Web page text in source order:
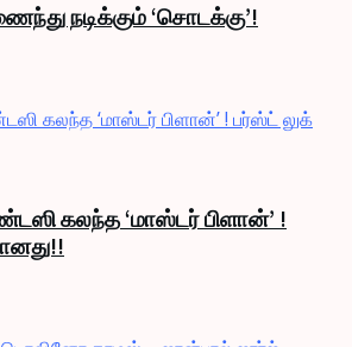
நடிக்கும் ‘சொடக்கு’!
கலந்த ‘மாஸ்டர் பிளான்’ !